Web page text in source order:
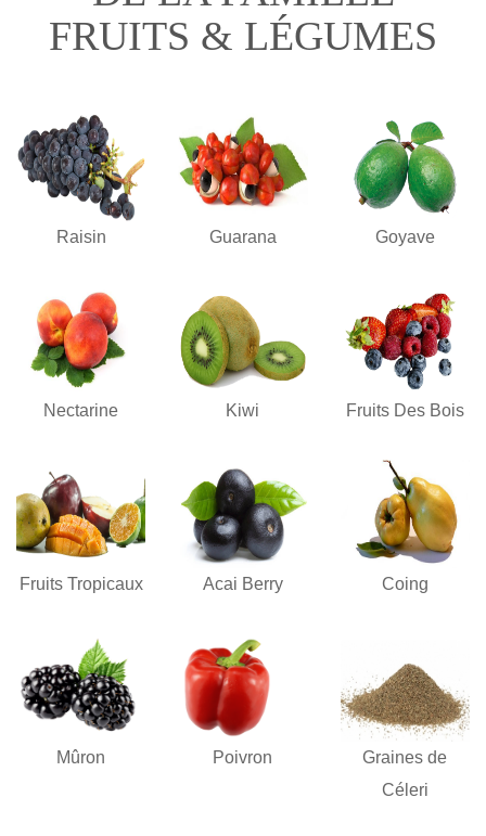
FRUITS & LÉGUMES
Raisin Guarana Goyave
Nectarine Kiwi Fruits Des Bois
Fruits Tropicaux Acai Berry Coing
Mûron Poivron
Graines de
Céleri